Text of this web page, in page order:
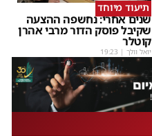
תיעוד מיוחד
שנים אחרי: נחשפה ההצעה
שקיבל פוסק הדור מרבי אהרן
קוטלר
יואל וולך |
19:23